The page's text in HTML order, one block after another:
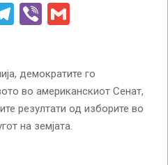
Telegram
Viber
демократите го
во американскиот Сенат,
резултати од изборите во
на земјата.